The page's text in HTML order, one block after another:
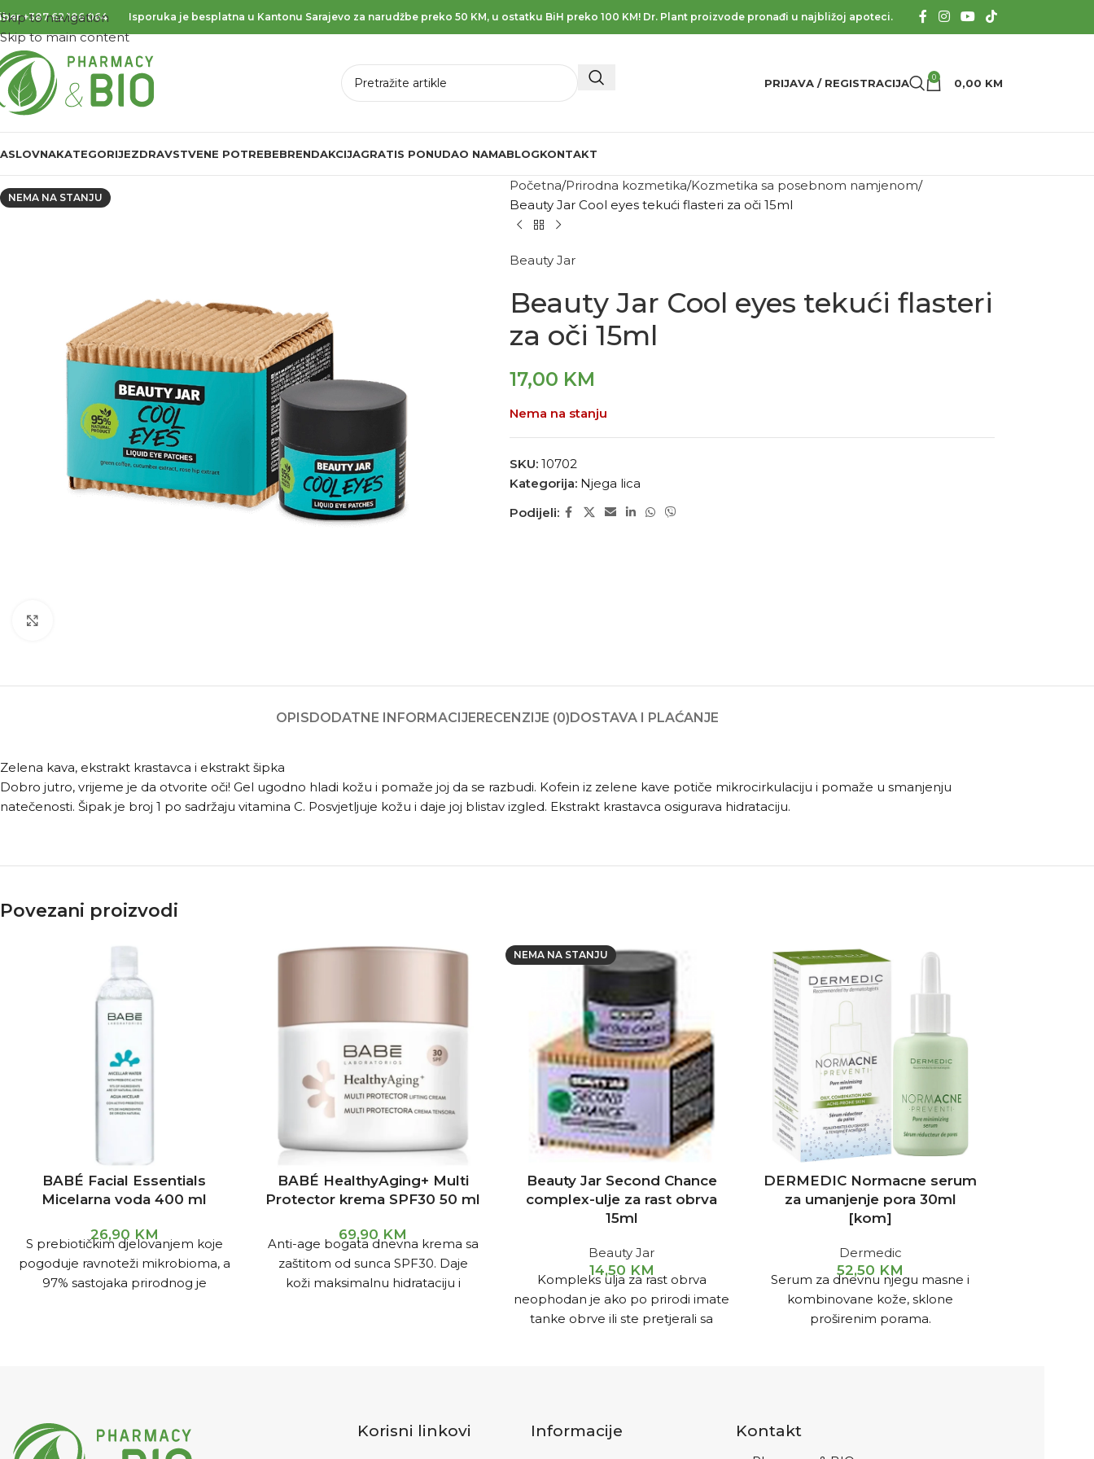
Skip to navigation
Skip to main content
+387 62 186 064 Isporuka je besplatna u Kantonu Sarajevo za narudžbe preko 50 KM, u ostatku BiH preko 100 KM! Dr. Plant proizvode pronađi u najbližoj apoteci.
PRIJAVA / REGISTRACIJA 0 0,00 KM
KATEGORIJEZDRAVSTVENE POTREBEBRENDAKCIJAGRATIS PONUDAO NAMABLOGKONTAKT
NEMA NA STANJU
Početna Prirodna kozmetika Kozmetika sa posebnom namjenom
Beauty Jar Cool eyes tekući flasteri za oči 15ml
Beauty Jar
Beauty Jar Cool eyes tekući flasteri
za oči 15ml
17,00 KM
Nema na stanju
SKU: 10702
Kategorija: Njega lica
Podijeli:
OPISDODATNE INFORMACIJERECENZIJE (0)DOSTAVA I PLAĆANJE
Zelena kava, ekstrakt krastavca i ekstrakt šipka
Dobro jutro, vrijeme je da otvorite oči! Gel ugodno hladi kožu i pomaže joj da se razbudi. Kofein iz zelene kave potiče mikrocirkulaciju i pomaže u smanjenju
natečenosti. Šipak je broj 1 po sadržaju vitamina C. Posvjetljuje kožu i daje joj blistav izgled. Ekstrakt krastavca osigurava hidrataciju.
Povezani proizvodi
BABÉ Facial Essentials
Micelarna voda 400 ml
26,90 KM
S prebiotičkim djelovanjem koje
pogoduje ravnoteži mikrobioma, a
97% sastojaka prirodnog je
BABÉ HealthyAging+ Multi
Protector krema SPF30 50 ml
69,90 KM
Anti-age bogata dnevna krema sa
zaštitom od sunca SPF30. Daje
koži maksimalnu hidrataciju i
NEMA NA STANJU
Beauty Jar Second Chance
complex-ulje za rast obrva
15ml
Beauty Jar
14,50 KM
Kompleks ulja za rast obrva
neophodan je ako po prirodi imate
tanke obrve ili ste pretjerali sa
DERMEDIC Normacne serum
za umanjenje pora 30ml
[kom]
Dermedic
52,50 KM
Serum za dnevnu njegu masne i
kombinovane kože, sklone
proširenim porama.
Korisni linkovi Informacije Kontakt